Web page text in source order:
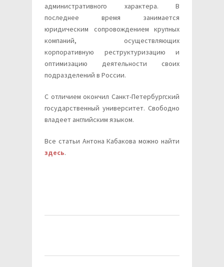
административного характера. В
последнее время занимается
юридическим сопровождением крупных
компаний, осуществляющих
корпоративную реструктуризацию и
оптимизацию деятельности своих
подразделений в России.
С отличием окончил Санкт-Петербургский
государственный университет. Свободно
владеет английским языком.
Все статьи Антона Кабакова можно найти
здесь.